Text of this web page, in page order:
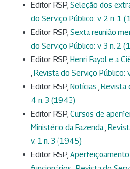
Editor RSP, Seleção dos
do Serviço Público: v. 2 n. 1
Editor RSP, Sexta reunião
do Serviço Público: v. 3 n. 2
Editor RSP, Henri Fayol e a
, Revista do Serviço Público:
Editor RSP, Notícias , Revista
4 n. 3 (1943)
Editor RSP, Cursos de
Ministério da Fazenda,
v. 1 n. 3 (1945)
Editor RSP,